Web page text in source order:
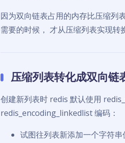
因为双向链表占用的内存比压缩列
需要的时候， 才从压缩列表实现转
压缩列表转化成双向链
创建新列表时 redis 默认使用
redis_encoding_linkedlist 编码：
试图往列表新添加一个字符